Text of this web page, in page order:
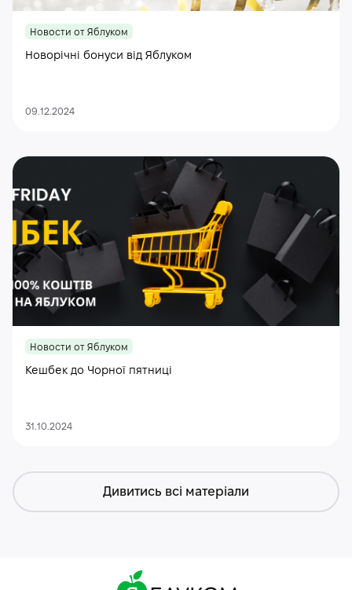
Новости от Яблуком
Новорічні бонуси від Яблуком
09.12.2024
Новости от Яблуком
Кешбек до Чорної пятниці
31.10.2024
Дивитись всі матеріали